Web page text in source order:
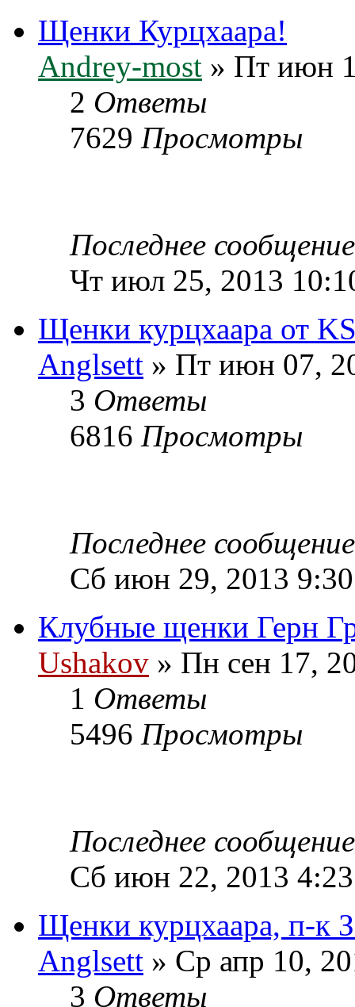
Щенки Курцхаара!
Andrey-most » Пт июн
2 Ответы
7629 Просмотры
Последнее
Чт июл 25, 2013
Щенки курцхаара от
Anglsett » Пт июн 07,
3 Ответы
6816 Просмотры
Последнее
Сб июн 29, 2013
Клубные щенки Герн
Ushakov » Пн сен 17,
1 Ответы
5496 Просмотры
Последнее
Сб июн 22, 2013
Щенки курцхаара, п-к
Anglsett » Ср апр 10,
3 Ответы